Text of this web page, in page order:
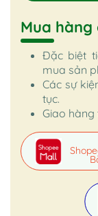
Mua
Đặc biệt
mua sản
Các sự
tục.
Giao hàng